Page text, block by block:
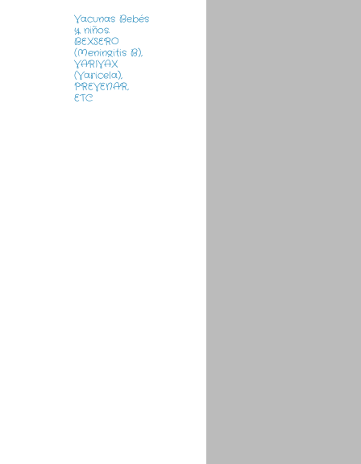
Vacunas Bebés
y niños.
BEXSERO
(Meningitis B),
VARIVAX
(Varicela),
PREVENAR,
ETC